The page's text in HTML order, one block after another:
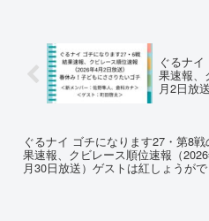
ぐるナ
果速報、
月2日放
ぐるナイ ゴチになります27・第8戦
果速報、クビレース順位速報（
月30日放送）ゲストは紅しょうが